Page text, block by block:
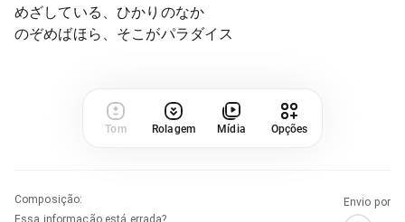
めざしている、ひかりのなか
のぞめばほら、そこがパラダイス
Tom Rolagem Mídia Opções
Composição:
Essa informação está errada?
Envio por